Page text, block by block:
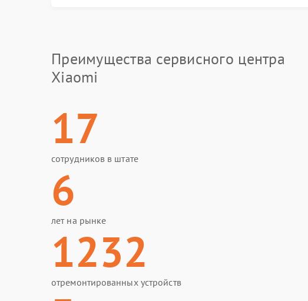
Преимущества сервисного центра
Xiaomi
17
сотрудников в штате
6
лет на рынке
1232
отремонтированных устройств